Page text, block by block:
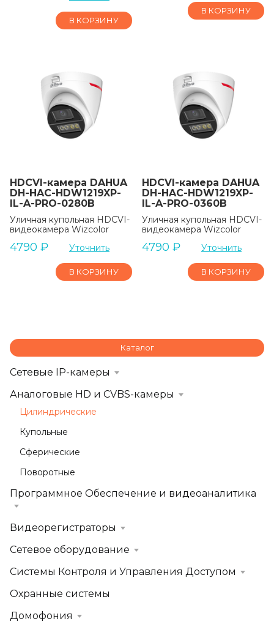
В КОРЗИНУ
В КОРЗИНУ
HDCVI-камера DAHUA
DH-HAC-HDW1219XP-
IL-A-PRO-0280B
Уличная купольная HDCVI-
видеокамера Wizcolor
4790 ₽ Уточнить
В КОРЗИНУ
HDCVI-камера DAHUA
DH-HAC-HDW1219XP-
IL-A-PRO-0360B
Уличная купольная HDCVI-
видеокамера Wizcolor
4790 ₽ Уточнить
В КОРЗИНУ
Каталог
Сетевые IP-камеры
Аналоговые HD и CVBS-камеры
Цилиндрические
Купольные
Сферические
Поворотные
Программное Обеспечение и видеоаналитика
Видеорегистраторы
Сетевое оборудование
Системы Контроля и Управления Доступом
Охранные системы
Домофония